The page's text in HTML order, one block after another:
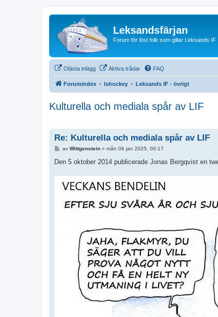
Leksandsfärjan
Forum för löst folk som gillar Leksands IF
Olästa inlägg Aktiva trådar FAQ
Forumindex Ishockey Leksands IF - övrigt
Kulturella och mediala spår av LIF
Re: Kulturella och mediala spår av LIF
l
av Wittgenstein» mån 06 jan 2025, 00:17
Den 5 oktober 2014 publicerade Jonas Bergqvist en